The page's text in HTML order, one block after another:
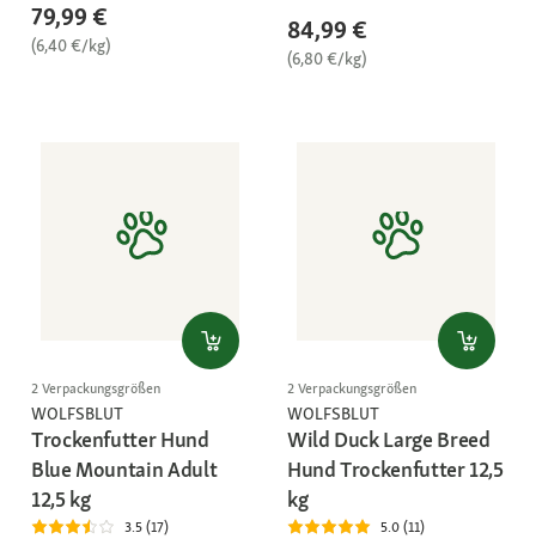
79,99 €
(6,40 €/kg)
84,99 €
(6,80 €/kg)
2 Verpackungsgrößen
WOLFSBLUT
Trockenfutter Hund
Blue Mountain Adult
12,5 kg
3.5 (17)
2 Verpackungsgrößen
WOLFSBLUT
Wild Duck Large Breed
Hund Trockenfutter 12,5
kg
5.0 (11)